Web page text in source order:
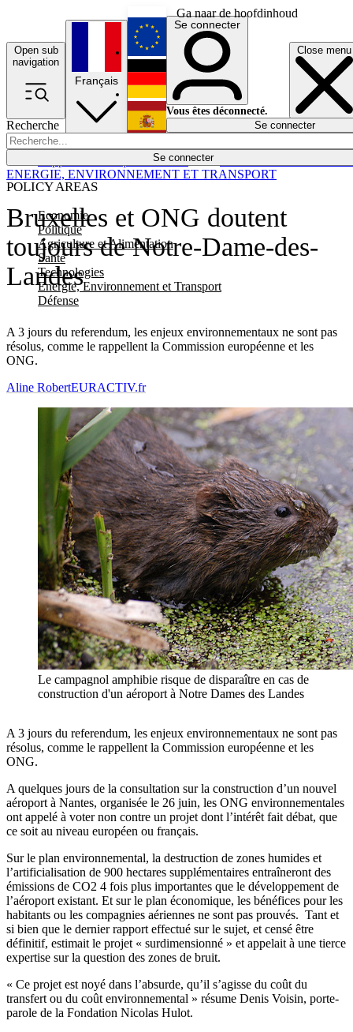
Ga naar de hoofdinhoud
Open sub
navigation
Close menu
Recherche
Se connecter
POLICY AREAS
Economie
Politique
Agriculture et Alimentation
Santé
Technologies
Energie, Environnement et Transport
Défense
Économie
Français
English
Deutsch
Español
Se connecter
Vous êtes déconnecté.
Se connecter
Bruxelles et ONG doutent
toujours de Notre-Dame-des-
Landes
A 3 jours du referendum, les enjeux environnementaux ne sont pas
résolus, comme le rappellent la Commission européenne et les
ONG.
ENERGIE, ENVIRONNEMENT ET TRANSPORT
Aline RobertEURACTIV.fr
Le campagnol amphibie risque de disparaître en cas de
construction d'un aéroport à Notre Dames des Landes
A 3 jours du referendum, les enjeux environnementaux ne sont pas
résolus, comme le rappellent la Commission européenne et les
ONG.
A quelques jours de la consultation sur la construction d’un nouvel
aéroport à Nantes, organisée le 26 juin, les ONG environnementales
ont appelé à voter non contre un projet dont l’intérêt fait débat, que
ce soit au niveau européen ou français.
Sur le plan environnemental, la destruction de zones humides et
l’artificialisation de 900 hectares supplémentaires entraîneront des
émissions de CO2 4 fois plus importantes que le développement de
l’aéroport existant. Et sur le plan économique, les bénéfices pour les
habitants ou les compagnies aériennes ne sont pas prouvés. Tant et
si bien que le dernier rapport effectué sur le sujet, et censé être
définitif, estimait le projet « surdimensionné » et appelait à une tierce
expertise sur la question des zones de bruit.
« Ce projet est noyé dans l’absurde, qu’il s’agisse du coût du
transfert ou du coût environnemental » résume Denis Voisin, porte-
parole de la Fondation Nicolas Hulot.